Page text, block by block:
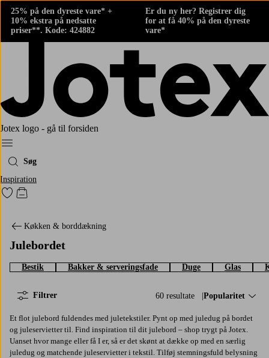
25% på den dyreste vare* +
10% ekstra på nedsatte
priser**. Kode: 424882
Er du ny her? Registrer dig
for at få 40% på den dyreste
vare*
Jotex logo - gå til forsiden
Menu
Søg
Inspiration
Gå til favoritmarkerede produkter
Gå til indkøbskurven
Køkken & borddækning
Julebordet
Bestik Bakker & serveringsfade Duge Glas
60 resultate Sorter efter:
Popularitet
Filtrer
Et flot julebord fuldendes med juletekstiler. Pynt op med juledug på bordet
og juleservietter til. Find inspiration til dit julebord – shop trygt på Jotex.
Uanset hvor mange eller få I er, så er det skønt at dække op med en særlig
juledug og matchende juleservietter i tekstil. Tilføj stemningsfuld belysning